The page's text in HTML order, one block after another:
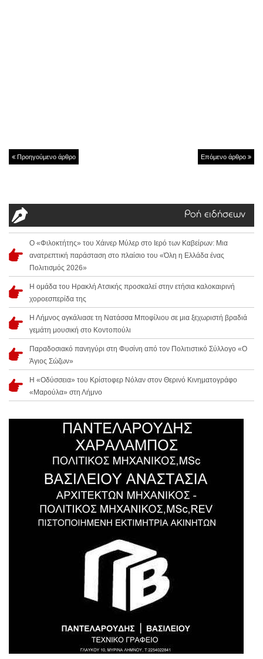
Προηγούμενο άρθρο Επόμενο άρθρο
Ροή ειδήσεων
Ο «Φιλοκτήτης» του Χάινερ Μύλερ στο Ιερό των Καβείρων: Μια
ανατρεπτική παράσταση στο πλαίσιο του «Όλη η Ελλάδα ένας
Πολιτισμός 2026»
Η ομάδα του Ηρακλή Ατσικής προσκαλεί στην ετήσια καλοκαιρινή
χοροεσπερίδα της
Η Λήμνος αγκάλιασε τη Νατάσσα Μποφίλιου σε μια ξεχωριστή βραδιά
γεμάτη μουσική στο Κοντοπούλι
Παραδοσιακό πανηγύρι στη Φυσίνη από τον Πολιτιστικό Σύλλογο «Ο
Άγιος Σώζων»
Η «Οδύσσεια» του Κρίστοφερ Νόλαν στον Θερινό Κινηματογράφο
«Μαρούλα» στη Λήμνο